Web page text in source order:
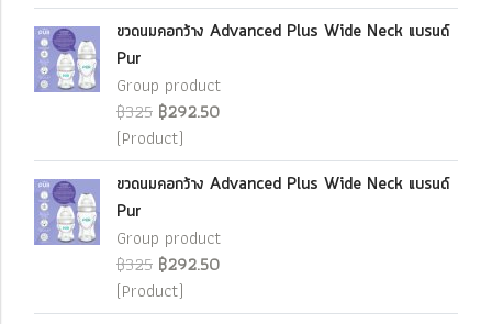
ขวดนมคอกว้าง Advanced Plus Wide Neck แบรนด์
Pur
Group product
฿325 ฿292.50
(Product)
ขวดนมคอกว้าง Advanced Plus Wide Neck แบรนด์
Pur
Group product
฿325 ฿292.50
(Product)